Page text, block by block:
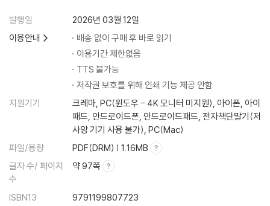
발행일
2026년 03월 12일
이용안내
배송 없이 구매 후 바로 읽기
이용기간 제한없음
TTS 불가능
저작권 보호를 위해 인쇄 기능 제공 안함
지원기기
크레마, PC(윈도우 - 4K 모니터 미지원), 아이폰, 아이
패드, 안드로이드폰, 안드로이드패드, 전자책단말기(저
사양 기기 사용 불가), PC(Mac)
파일/용량
PDF(DRM) | 1.16MB
글자 수/ 페이지
수
약 97쪽
ISBN13
9791199807723